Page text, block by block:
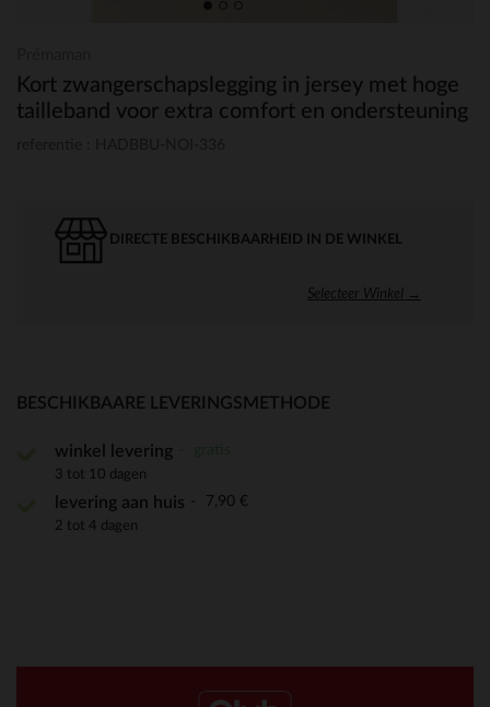
Kort zwangerschapslegging in jersey met hoge
tailleband voor extra comfort en ondersteuning
DIRECTE BESCHIKBAARHEID IN DE WINKEL
Selecteer Winkel →
BESCHIKBAARE LEVERINGSMETHODE
winkel levering
3 tot 10 dagen
levering aan huis 7,90 €
2 tot 4 dagen